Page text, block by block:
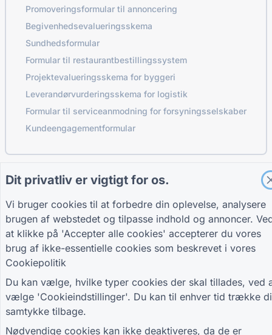
Promoveringsformular til annoncering
Begivenhedsevalueringsskema
Sundhedsformular
Formular til restaurantbestillingssystem
Projektevalueringsskema for byggeri
Leverandørvurderingsskema for logistik
Formular til serviceanmodning for forsyningsselskaber
Kundeengagementformular
DELTAG I FÆLLESSKABET
VEJLEDNINGER
Blog
TIGER FORM
Vejledning
SELSKAB
Kontakt os
Privatlivspolitik
Cookieindstillinger
© 2026 QR Form Generator. All rights reserved.
Dit privatliv er vigtigt for os.
Vi bruger cookies til at forbedre din oplevelse, analysere
brugen af webstedet og tilpasse indhold og annoncer.
at klikke på 'Accepter alle cookies' accepterer du vores
brug af ikke-essentielle cookies som beskrevet i vores
Cookiepolitik
Du kan vælge, hvilke typer cookies der skal tillades, ved
vælge 'Cookieindstillinger'. Du kan til enhver tid trække
samtykke tilbage.
Nødvendige cookies kan ikke deaktiveres, da de er